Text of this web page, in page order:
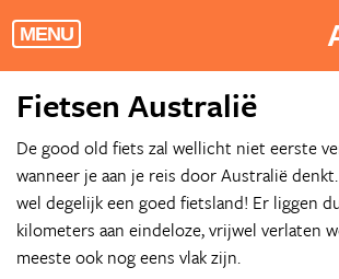
MENU
Fietsen Australië
De good old fiets zal wellicht niet eerste
wanneer je aan je reis door Australië
wel degelijk een goed fietsland! Er liggen
kilometers aan eindeloze, vrijwel verlaten
meeste ook nog eens vlak zijn.